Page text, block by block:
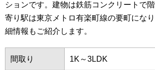
ションです。建物は鉄筋コンクリートで
寄り駅は東京メトロ有楽町線の要町にな
細情報もご紹介します。
間取り 1K～3LDK